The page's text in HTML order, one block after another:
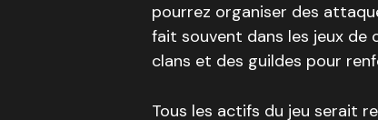
pourrez organiser des
fait souvent dans les jeux de
clans et des guildes pour
Tous les actifs du jeu serait